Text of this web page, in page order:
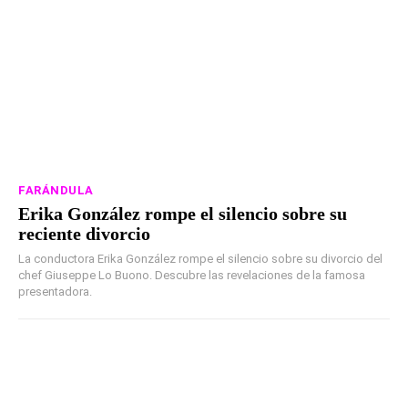
FARÁNDULA
Erika González rompe el silencio sobre su
reciente divorcio
La conductora Erika González rompe el silencio sobre su divorcio del
chef Giuseppe Lo Buono. Descubre las revelaciones de la famosa
presentadora.